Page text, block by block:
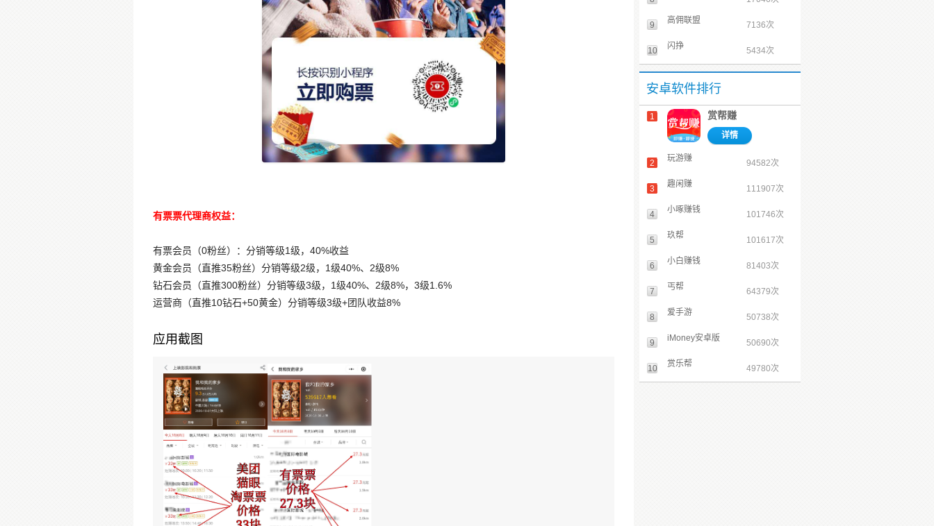
有票票代理商权益：
有票会员（0粉丝）：分销等级1级，40%收益
黄金会员（直推35粉丝）分销等级2级，1级40%、2级8%
钻石会员（直推300粉丝）分销等级3级，1级40%、2级8%，3级1.6%
运营商（直推10钻石+50黄金）分销等级3级+团队收益8%
应用截图
9 高佣联盟 7136次
10 闪挣 5434次
安卓软件排行
1 赏帮赚
详情
2 玩游赚 94582次
3 趣闲赚 111907次
4 小啄赚钱 101746次
5 玖帮 101617次
6 小白赚钱 81403次
7 丐帮 64379次
8 爱手游 50738次
9 iMoney安卓版 50690次
10 赏乐帮 49780次